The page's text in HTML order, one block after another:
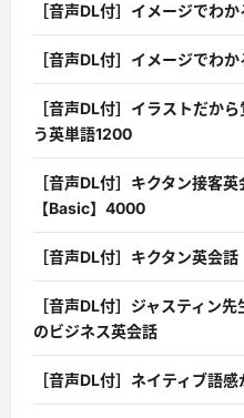
［音声DL付］イメージでわか
［音声DL付］イメージでわか
［音声DL付］イラストだか
う英単語1200
［音声DL付］キクタン接客
【Basic】4000
［音声DL付］キクタン英会話
［音声DL付］ジャスティン
のビジネス英会話
［音声DL付］ネイティブ語